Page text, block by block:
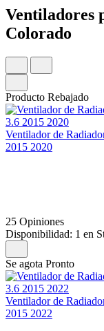
Ventiladores
Colorado
Producto Rebajado
Ventilador de
2015 2020
25 Opiniones
Disponibilidad: 1 en
Se agota Pronto
Ventilador de
2015 2022